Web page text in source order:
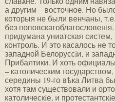
а другим – восточное. Но
которыя не были венчаны,
без
придумана униатская
контроль. И это касалось не
западной Белоруссiи, и
Прибалтики. И хоть
– католическим
середины 19-го вѣка Литва
хотя там существовали и
католическiе, и